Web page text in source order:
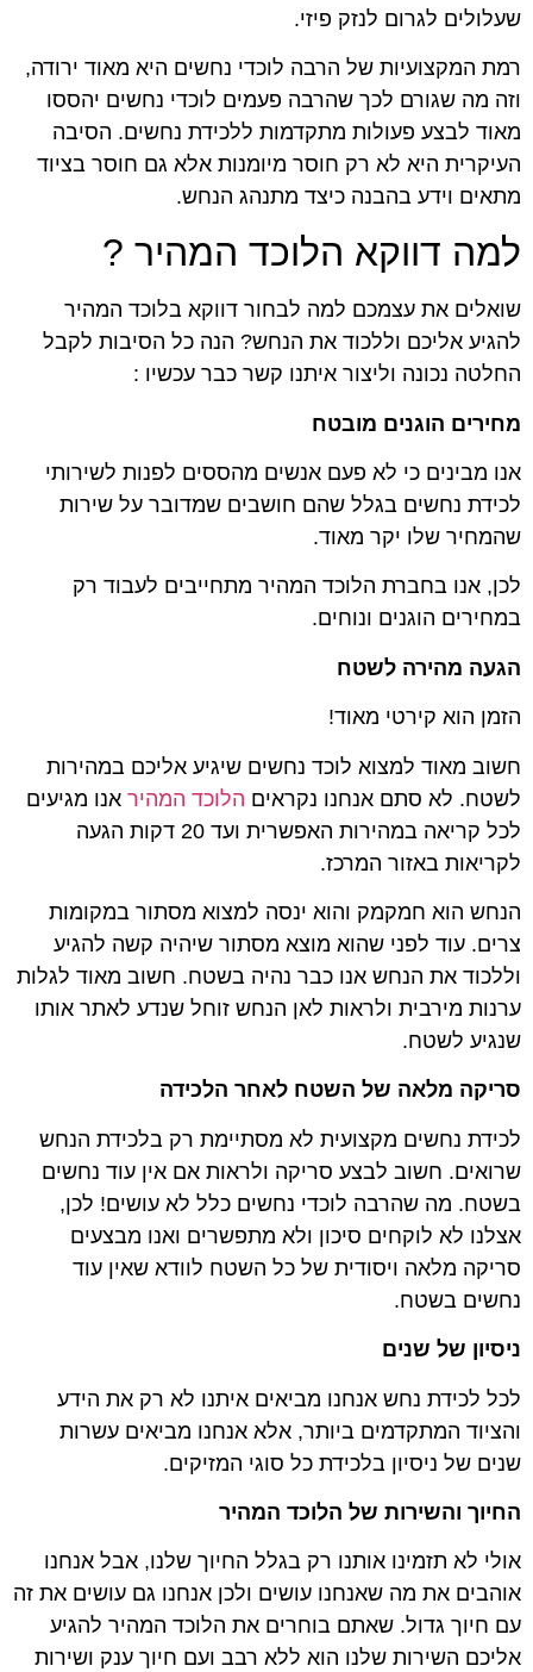
שעלולים לגרום לנזק פיזי.
רמת המקצועיות של הרבה לוכדי נחשים היא מאוד ירודה,
וזה מה שגורם לכך שהרבה פעמים לוכדי נחשים יהססו
מאוד לבצע פעולות מתקדמות ללכידת נחשים. הסיבה
העיקרית היא לא רק חוסר מיומנות אלא גם חוסר בציוד
מתאים וידע בהבנה כיצד מתנהג הנחש.
למה דווקא הלוכד המהיר ?
שואלים את עצמכם למה לבחור דווקא בלוכד המהיר
להגיע אליכם וללכוד את הנחש? הנה כל הסיבות לקבל
החלטה נכונה וליצור איתנו קשר כבר עכשיו :
מחירים הוגנים מובטח
אנו מבינים כי לא פעם אנשים מהססים לפנות לשירותי
לכידת נחשים בגלל שהם חושבים שמדובר על שירות
שהמחיר שלו יקר מאוד.
לכן, אנו בחברת הלוכד המהיר מתחייבים לעבוד רק
במחירים הוגנים ונוחים.
הגעה מהירה לשטח
הזמן הוא קירטי מאוד!
חשוב מאוד למצוא לוכד נחשים שיגיע אליכם במהירות
לשטח. לא סתם אנחנו נקראים הלוכד המהיר אנו מגיעים
לכל קריאה במהירות האפשרית ועד 20 דקות הגעה
לקריאות באזור המרכז.
הנחש הוא חמקמק והוא ינסה למצוא מסתור במקומות
צרים. עוד לפני שהוא מוצא מסתור שיהיה קשה להגיע
וללכוד את הנחש אנו כבר נהיה בשטח. חשוב מאוד לגלות
ערנות מירבית ולראות לאן הנחש זוחל שנדע לאתר אותו
שנגיע לשטח.
סריקה מלאה של השטח לאחר הלכידה
לכידת נחשים מקצועית לא מסתיימת רק בלכידת הנחש
שרואים. חשוב לבצע סריקה ולראות אם אין עוד נחשים
בשטח. מה שהרבה לוכדי נחשים כלל לא עושים! לכן,
אצלנו לא לוקחים סיכון ולא מתפשרים ואנו מבצעים
סריקה מלאה ויסודית של כל השטח לוודא שאין עוד
נחשים בשטח.
ניסיון של שנים
לכל לכידת נחש אנחנו מביאים איתנו לא רק את הידע
והציוד המתקדמים ביותר, אלא אנחנו מביאים עשרות
שנים של ניסיון בלכידת כל סוגי המזיקים.
החיוך והשירות של הלוכד המהיר
אולי לא תזמינו אותנו רק בגלל החיוך שלנו, אבל אנחנו
אוהבים את מה שאנחנו עושים ולכן אנחנו גם עושים את זה
עם חיוך גדול. שאתם בוחרים את הלוכד המהיר להגיע
אליכם השירות שלנו הוא ללא רבב ועם חיוך ענק ושירות